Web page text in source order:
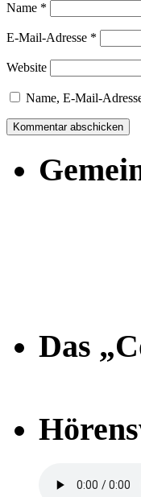
Name *
E-Mail-Adresse *
Website
Name, E-Mail-
Das